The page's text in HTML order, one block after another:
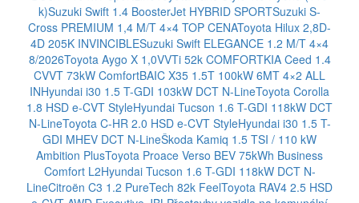
k)Suzuki Swift 1.4 BoosterJet HYBRID SPORTSuzuki S-
Cross PREMIUM 1,4 M/T 4×4 TOP CENAToyota Hilux 2,8D-
4D 205K INVINCIBLESuzuki Swift ELEGANCE 1.2 M/T 4×4
8/2026Toyota Aygo X 1,0VVTi 52k COMFORTKIA Ceed 1.4
CVVT 73kW ComfortBAIC X35 1.5T 100kW 6MT 4×2 ALL
INHyundai i30 1.5 T-GDI 103kW DCT N-LineToyota Corolla
1.8 HSD e-CVT StyleHyundai Tucson 1.6 T-GDI 118kW DCT
N-LineToyota C-HR 2.0 HSD e-CVT StyleHyundai i30 1.5 T-
GDI MHEV DCT N-LineŠkoda Kamiq 1.5 TSI / 110 kW
Ambition PlusToyota Proace Verso BEV 75kWh Business
Comfort L2Hyundai Tucson 1.6 T-GDI 118kW DCT N-
LineCitroën C3 1.2 PureTech 82k FeelToyota RAV4 2.5 HSD